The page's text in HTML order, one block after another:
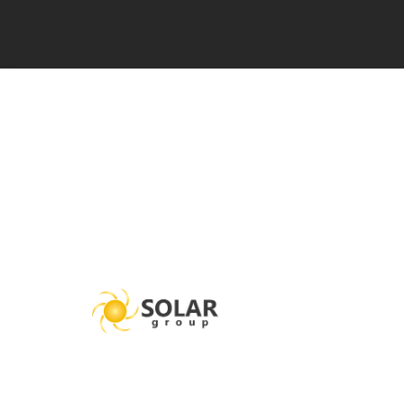
Por isso, oferecemos um serviço de